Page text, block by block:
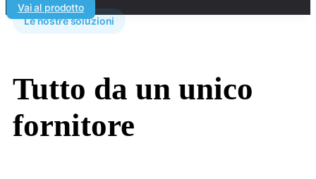
Vai al prodotto
Le nostre soluzioni
Tutto da un unico
fornitore